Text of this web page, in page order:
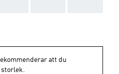
att du
storlek.